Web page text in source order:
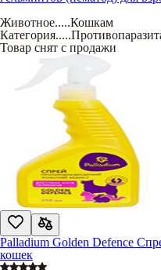
Животное.....Кошкам
Категория.....
Товар снят с продажи
Palladium Golden Defence
кошек